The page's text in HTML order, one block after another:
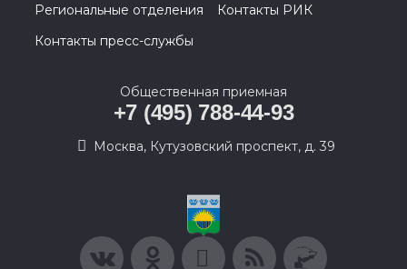
Региональные отделения
Контакты РИК
Контакты пресс-службы
Общественная приемная
+7 (495) 788-44-93
Москва, Кутузовский проспект, д. 39